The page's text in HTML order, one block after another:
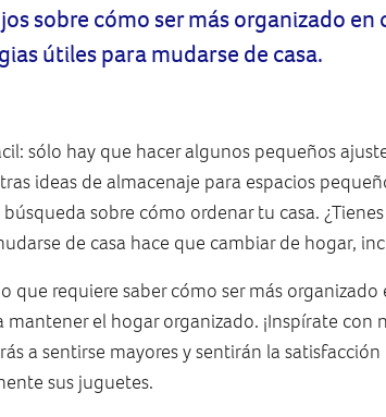
sobre cómo ser más organizado en
útiles para mudarse de casa.
sólo hay que hacer algunos pequeños
ideas de almacenaje para espacios
sobre cómo ordenar tu casa.
de casa hace que cambiar de hogar,
que requiere saber cómo ser más
mantener el hogar organizado. ¡Inspírate
a sentirse mayores y sentirán la
sus juguetes.